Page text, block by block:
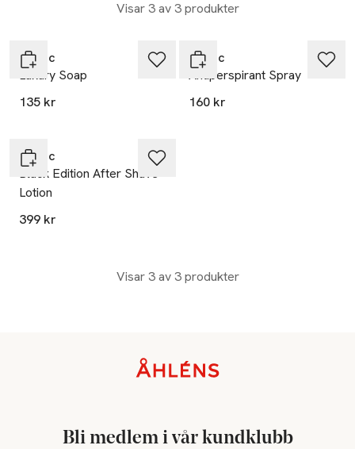
Visar 3 av 3 produkter
Tabac
Luxury Soap
135 kr
Tabac
Antiperspirant Spray
160 kr
Tabac
Black Edition After Shave
Lotion
399 kr
Visar 3 av 3 produkter
Bli medlem i vår kundklubb